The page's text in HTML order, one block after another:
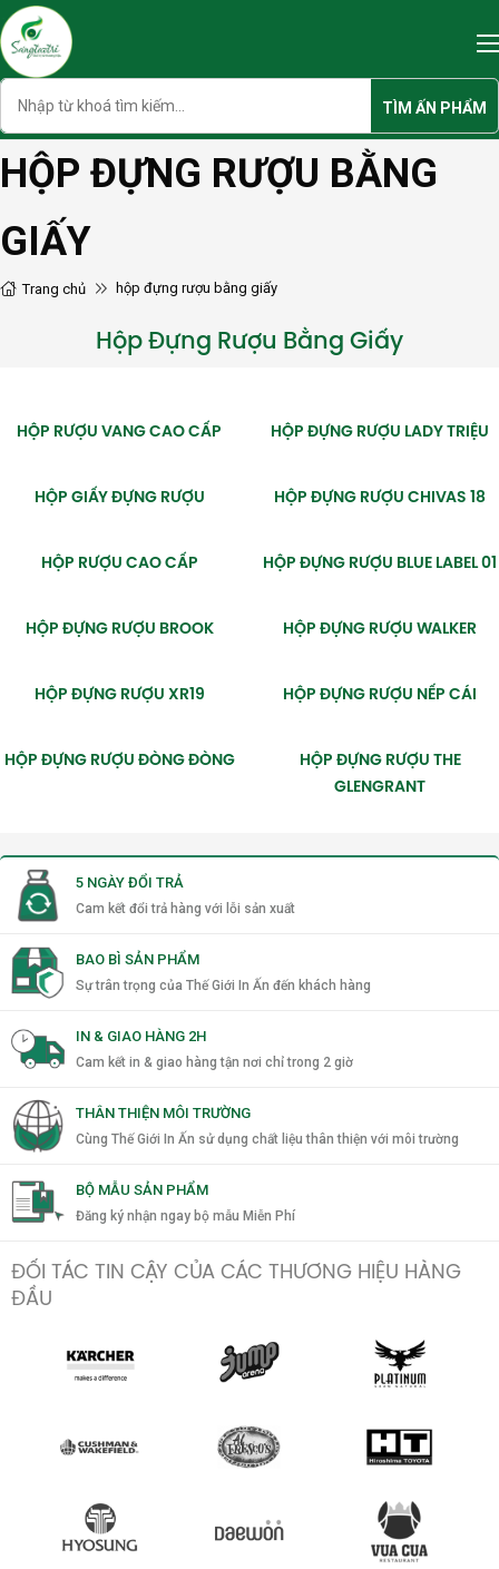
Skip
to
content
TÌM ẤN PHẨM
HỘP ĐỰNG RƯỢU BẰNG
GIẤY
Trang chủ hộp đựng rượu bằng giấy
Hộp Đựng Rượu Bằng Giấy
HỘP RƯỢU VANG CAO CẤP HỘP ĐỰNG RƯỢU LADY TRIỆU
HỘP GIẤY ĐỰNG RƯỢU HỘP ĐỰNG RƯỢU CHIVAS 18
HỘP RƯỢU CAO CẤP HỘP ĐỰNG RƯỢU BLUE LABEL 01
HỘP ĐỰNG RƯỢU BROOK HỘP ĐỰNG RƯỢU WALKER
HỘP ĐỰNG RƯỢU XR19 HỘP ĐỰNG RƯỢU NẾP CÁI
HỘP ĐỰNG RƯỢU ĐÒNG ĐÒNG
HỘP ĐỰNG RƯỢU THE
GLENGRANT
Cam kết đổi trả hàng với lỗi sản xuất
5 NGÀY ĐỔI TRẢ
Sự trân trọng của Thế Giới In Ấn đến khách hàng
BAO BÌ SẢN PHẨM
Cam kết in & giao hàng tận nơi chỉ trong 2 giờ
IN & GIAO HÀNG 2H
Cùng Thế Giới In Ấn sử dụng chất liệu thân thiện với môi trường
THÂN THIỆN MÔI TRƯỜNG
Đăng ký nhận ngay bộ mẫu Miễn Phí
BỘ MẪU SẢN PHẨM
ĐỐI TÁC TIN CẬY CỦA CÁC THƯƠNG HIỆU HÀNG
ĐẦU